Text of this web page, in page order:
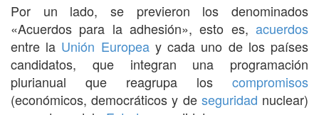
Por un lado, se previeron los denominados
«Acuerdos para la adhesión», esto es, acuerdos
entre la Unión Europeay cada uno de los países
candidatos, que integran una programación
plurianual que reagrupa los compromisos
(económicos, democráticos y de seguridad nuclear)